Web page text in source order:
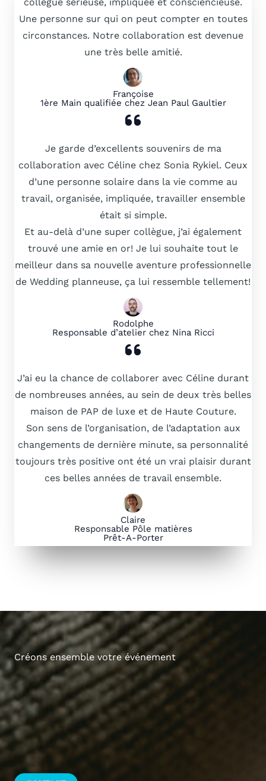
Une personne sur qui on peut compter en toutes
circonstances. Notre collaboration est devenue
une très belle amitié.
Françoise
1ère Main qualifiée chez Jean Paul Gaultier
Je garde d’excellents souvenirs de ma
collaboration avec Céline chez Sonia Rykiel. Ceux
d’une personne solaire dans la vie comme au
travail, organisée, impliquée, travailler ensemble
était si simple.
Et au-delà d’une super collègue, j’ai également
trouvé une amie en or! Je lui souhaite tout le
meilleur dans sa nouvelle aventure professionnelle
de Wedding planneuse, ça lui ressemble tellement!
Rodolphe
Responsable d’atelier chez Nina Ricci
J’ai eu la chance de collaborer avec Céline durant
de nombreuses années, au sein de deux très belles
maison de PAP de luxe et de Haute Couture.
Son sens de l’organisation, de l’adaptation aux
changements de dernière minute, sa personnalité
toujours très positive ont été un vrai plaisir durant
ces belles années de travail ensemble.
Claire
Responsable Pôle matières
Prêt-A-Porter
Créons ensemble votre événement